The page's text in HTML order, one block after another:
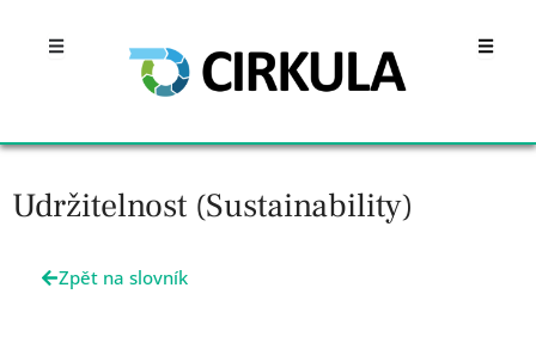
Open Open
Udržitelnost (Sustainability)
Zpět na slovník